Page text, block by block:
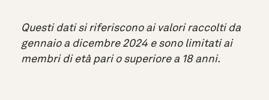
Questi dati si riferiscono ai valori raccolti da
gennaio a dicembre 2024 e sono limitati ai
membri di età pari o superiore a 18 anni.